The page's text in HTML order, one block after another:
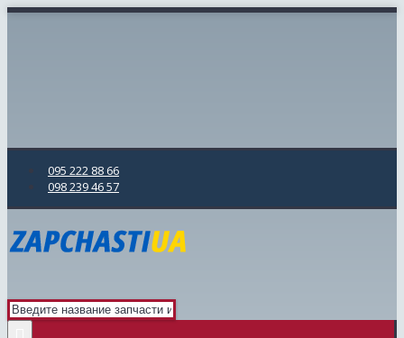
095 222 88 66
098 239 46 57